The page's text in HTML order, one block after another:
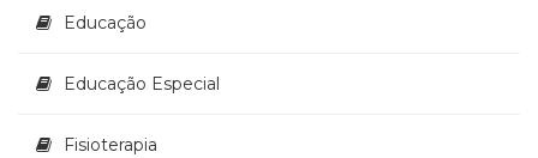
Televisão
africanos
Terapia
Educação
Educação Especial
Fisioterapia